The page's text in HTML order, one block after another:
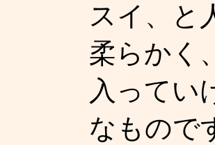
スイ、と
柔らかく
入ってい
なもので